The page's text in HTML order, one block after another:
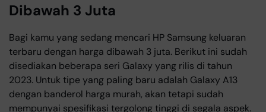
Dibawah 3 Juta
Bagi kamu yang sedang mencari HP Samsung keluaran
terbaru dengan harga dibawah 3 juta. Berikut ini sudah
disediakan beberapa seri Galaxy yang rilis di tahun
2023. Untuk tipe yang paling baru adalah Galaxy A13
dengan banderol harga murah, akan tetapi sudah
mempunyai spesifikasi tergolong tinggi di segala aspek.